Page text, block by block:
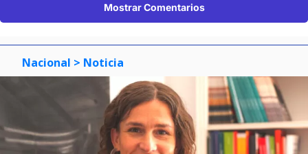
Mostrar Comentarios
Nacional > Noticia